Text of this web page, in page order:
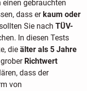
einen gebrauchten
dass erkaum oder
Sie nach TÜV-
In diesen Tests
die älter als 5 Jahre
Richtwert
dass der
von